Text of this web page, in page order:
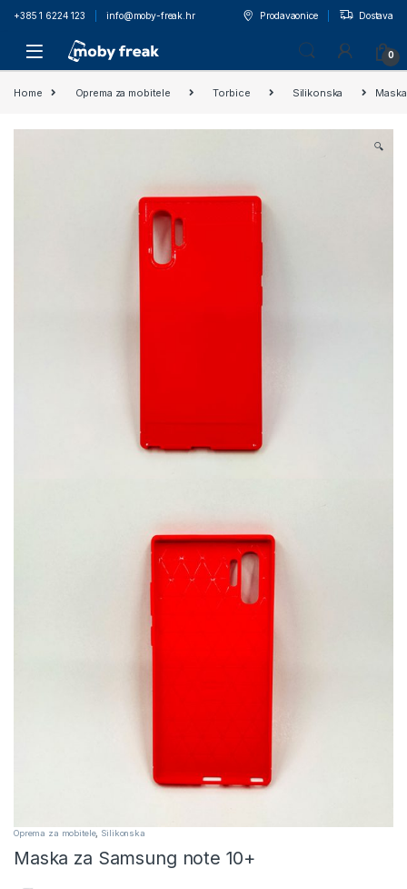
+385 1 6224 123 info@moby-freak.hr Prodavaonice Dostava
0
Home Oprema za mobitele Torbice Silikonska
🔍
Oprema za mobitele, Silikonska
Maska za Samsung note 10+